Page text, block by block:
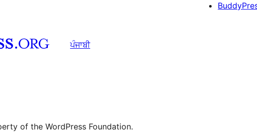
ਪੰਜਾਬੀ
of the WordPress Foundation.